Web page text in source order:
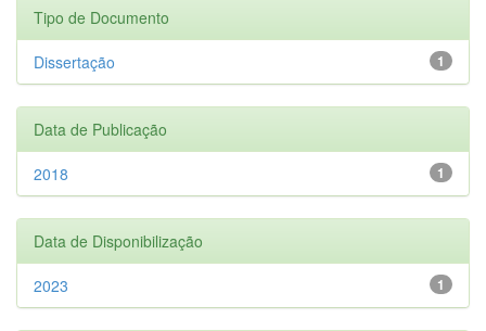
Tipo de Documento
1
Dissertação
Data de Publicação
1
2018
Data de Disponibilização
1
2023